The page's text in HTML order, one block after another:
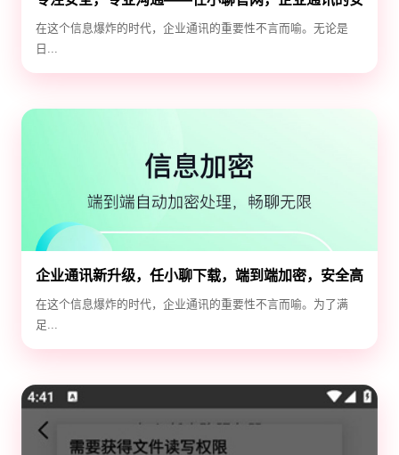
全守护神
在这个信息爆炸的时代，企业通讯的重要性不言而喻。无论是
日...
企业通讯新升级，任小聊下载，端到端加密，安全高
效！
在这个信息爆炸的时代，企业通讯的重要性不言而喻。为了满
足...